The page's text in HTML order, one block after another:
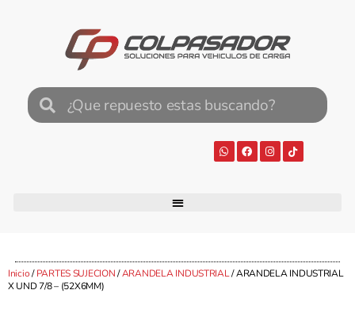
Inicio/PARTES SUJECION/ARANDELA INDUSTRIAL/ ARANDELA INDUSTRIAL
X UND 7/8 – (52X6MM)